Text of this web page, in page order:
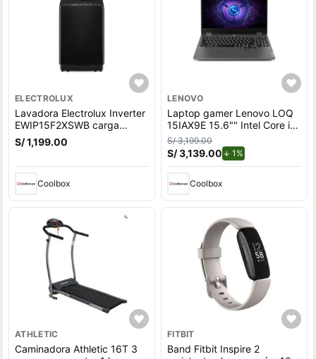
ELECTROLUX
Lavadora Electrolux Inverter
EWIP15F2XSWB carga
superior, capacidad 15 kg,
negro
S/ 1,199.00
Coolbox
LENOVO
Laptop gamer Lenovo LOQ
15IAX9E 15.6"" Intel Core i5,
512GB SSD, 8GB RAM,
Windows 11 Home, gris
S/ 3,199.00
S/ 3,139.00 1%de descuento.
Coolbox
ATHLETIC
Caminadora Athletic 16T 3
FITBIT
Band Fitbit Inspire 2